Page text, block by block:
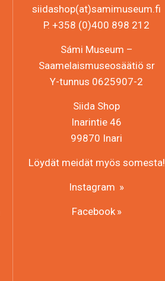
siidashop(at)samimuseum.fi
P. +358 (0)400 898 212
Sámi Museum –
Saamelaismuseosäätiö sr
Y-tunnus 0625907-2
Siida Shop
Inarintie 46
99870 Inari
Löydät meidät myös somesta!
Instagram
Facebook